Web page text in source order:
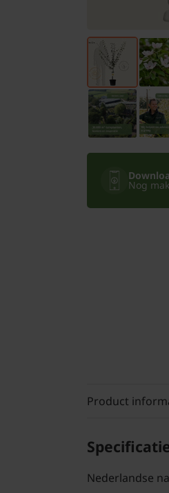
Nog
Product
Nederlandse